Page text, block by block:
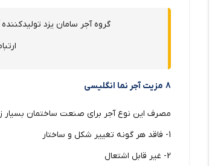
گروه آجر سامان یزد تولیدکننده
ارتباط
8 مزیت آجر نما انگلیسی
مصرف این نوع آجر برای صنعت ساختمان بسیار
1- فاقد هر گونه تغییر شکل و ساختار
2- غیر قابل اشتعال